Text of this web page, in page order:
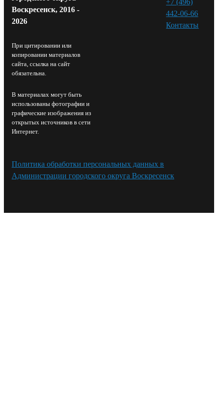
Воскресенск, 2016 -
2026
При цитировании или
копировании материалов
сайта, ссылка на сайт
обязательна.
В материалах могут быть
использованы фотографии и
графические изображения из
открытых источников в сети
Интернет.
442-06-66
Контакты⁠
Политика обработки персональных данных в
Администрации городского округа Воскресенск